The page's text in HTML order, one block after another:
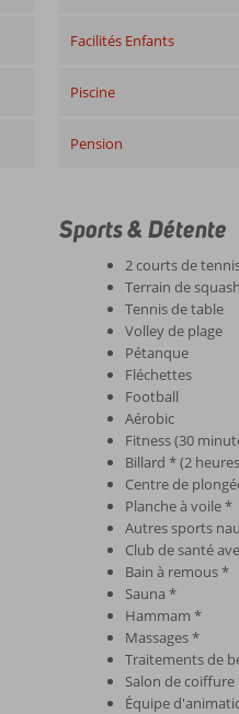
Facilités Enfants
Piscine
Pension
Sports & Détente
2 courts de
Terrain de
Tennis de table
Volley de plage
Pétanque
Fléchettes
Football
Aérobic
Fitness (30
Billard * (2
Centre de
Planche à voile *
Autres sports
Club de santé
Bain à remous *
Sauna *
Hammam *
Massages *
Traitements de
Salon de coiffure
Équipe